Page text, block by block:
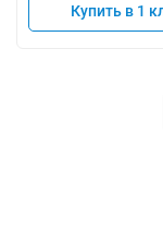
Купить в 1